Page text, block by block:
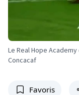
Le Real Hope
Concacaf
Favoris